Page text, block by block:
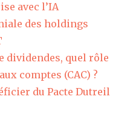
avec l’IA
des holdings
dividendes, quel rôle
comptes (CAC) ?
du Pacte Dutreil